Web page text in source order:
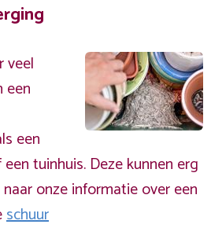
veel
een
een
tuinhuis. Deze kunnen erg
onze informatie over een
schuur